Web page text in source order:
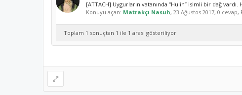
[ATTACH] Uygurların vatanında “Hulin” isimli bir dağ
Konuyu açan: Matrakçı Nasuh, 23 Ağustos 2017, 0 cevap,
Toplam 1 sonuçtan 1 ile 1 arası gösteriliyor